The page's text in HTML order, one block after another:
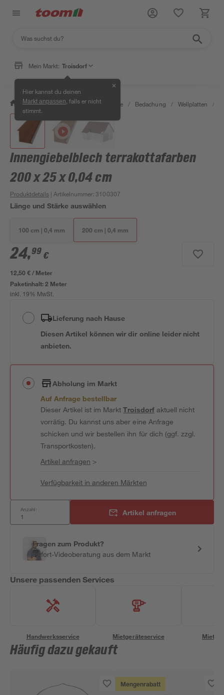
Mein Markt: Troisdorf
Hier kannst du deinen
Markt anpassen , falls er nicht
stimmt.
✕
/ Bauen & Renovieren / Baustoffe / Bedachung / Wellplatten /
Innengiebelblech terrakottafarben
200 x 25 x 0,04 cm
Produktdetails | Artikelnummer:3100307
Länge und Stärke auswählen
100 cm | 0,4 mm 200 cm | 0,4 mm
24,99 €
12,50 € / Meter
Paketinhalt:2 Meter
inkl. 19% MwSt.
Lieferung nach Hause
Diesen Artikel können wir dir online leider nicht
anbieten.
Abholung im Markt
Auf Anfrage bestellbar
Dieser Artikel ist im MarktTroisdorfaktuell nicht
vorrätig. Du kannst uns aber eine Anfrage
schicken und wir bestellen ihn für dich (ggf. zzgl.
Transportkosten).
Artikel anfragen >
Verfügbarkeit in anderen Märkten
Anzahl: Artikel anfragen
Fragen zum Produkt?
Sofort-Videoberatung aus dem Markt
Unsere passenden Services
Handwerksservice Mietgeräteservice
Häufig dazu gekauft
Mengenrabatt